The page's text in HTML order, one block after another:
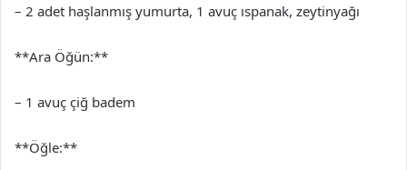
– 2 adet haşlanmış yumurta, 1 avuç ıspanak, zeytinyağı
**Ara Öğün:**
– 1 avuç çiğ badem
**Öğle:**